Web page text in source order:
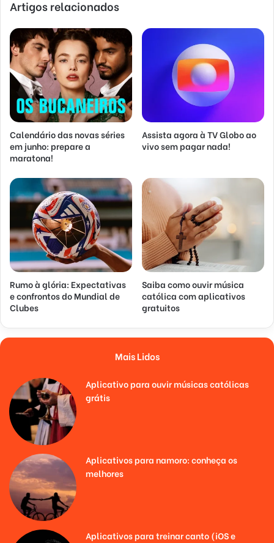
Artigos relacionados
Calendário das novas séries
em junho: prepare a
maratona!
Assista agora à TV Globo ao
vivo sem pagar nada!
Rumo à glória: Expectativas
e confrontos do Mundial de
Clubes
Saiba como ouvir música
católica com aplicativos
gratuitos
Mais Lidos
Aplicativo para ouvir músicas católicas
grátis
Aplicativos para namoro: conheça os
melhores
Aplicativos para treinar canto (iOS e